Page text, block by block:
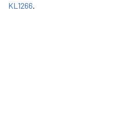
KL1266.